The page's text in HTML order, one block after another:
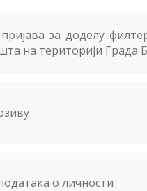
за доделу
на територији Града
о личности